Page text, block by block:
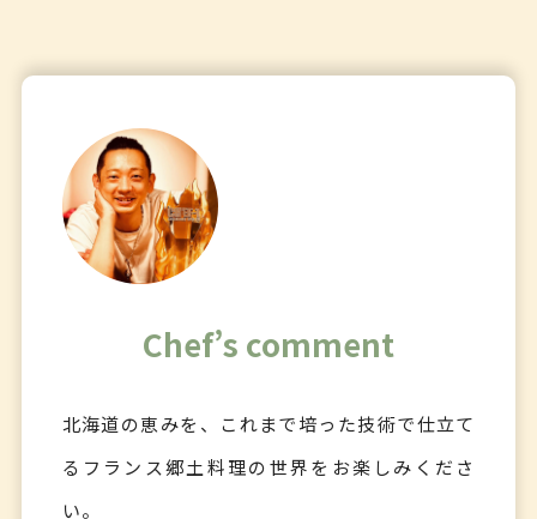
Chef’s comment
北海道の恵みを、これまで培った技術で仕立て
るフランス郷土料理の世界をお楽しみくださ
い。